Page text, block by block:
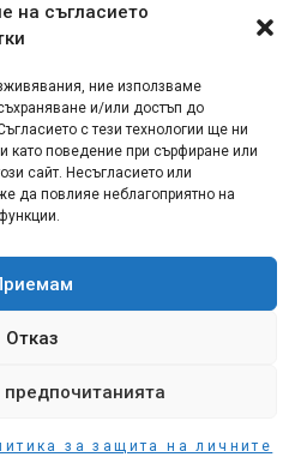
на съгласието
ние използваме
и/или достъп до
с тези технологии ще ни
като поведение при сърфиране или
сайт. Несъгласието или
да повлияе неблагоприятно на
Отказ
предпочитанията
за защита на личните
и доставка
за ползване
на личните данни
и възстановяване на
суми
връщане на продукт